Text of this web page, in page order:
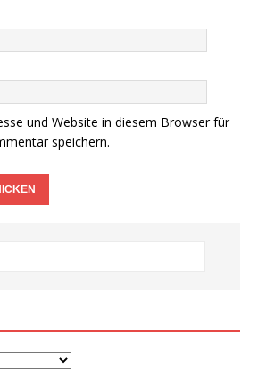
und Website in diesem Browser für
speichern.